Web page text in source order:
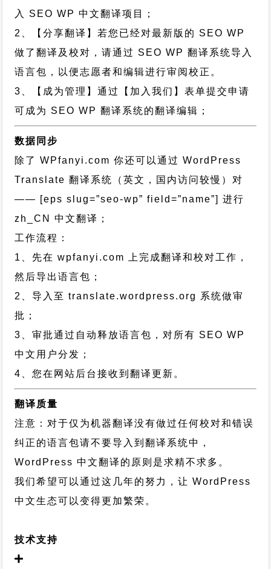
入 SEO WP 中文翻译项目；
2、【分享翻译】若您已经对最新版的 SEO WP
做了翻译及校对，请通过 SEO WP 翻译系统导入
语言包，以便志愿者和编辑进行审阅校正。
3、【成为管理】通过【加入我们】表单提交申请
可成为 SEO WP 翻译系统的翻译编辑；
数据同步
除了 WPfanyi.com 你还可以通过WordPress
Translate 翻译系统（英文，国内访问较慢）对
—— [eps slug=”seo-wp” field=”name”]进行
zh_CN
中文翻译；
工作流程：
1、先在 wpfanyi.com 上完成翻译和校对工作，
然后导出语言包；
2、导入至 translate.wordpress.org 系统做审
批；
3、审批通过自动释放语言包，对所有 SEO WP
中文用户分发；
4、您在网站后台接收到翻译更新。
翻译质量
注意：对于仅为机器翻译没有做过任何校对和错误
纠正的语言包请不要导入到翻译系统中，
WordPress 中文翻译的原则 是求精不求多。
我们希望可以通过这几年的努力，让 WordPress
中文生态可以变得更加繁荣。
技术支持